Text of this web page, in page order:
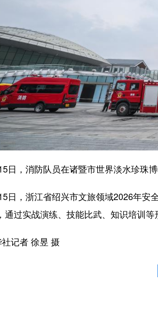
，消防队员在诸暨市世界淡水珍珠博
，浙江省绍兴市文旅领域2026年安全
通过实战演练、技能比武、知识培训
记者 徐昱 摄